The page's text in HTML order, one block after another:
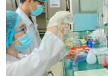
song dư chấn của
rộng, nên người dân
sự rung lắc.